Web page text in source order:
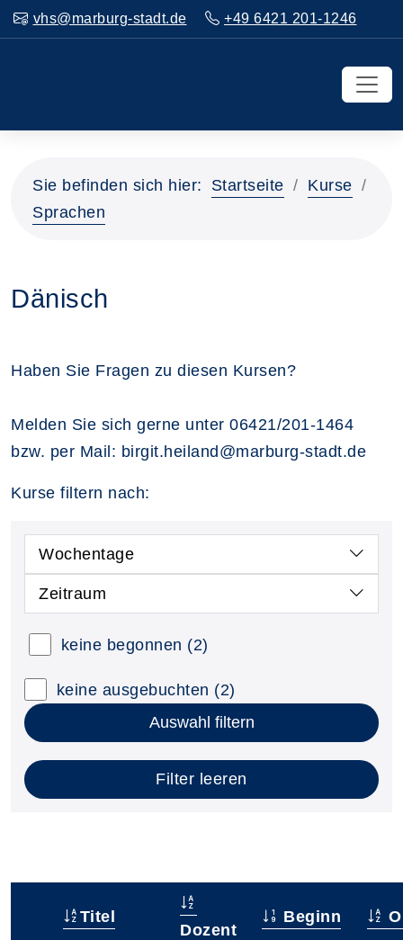
vhs@marburg-stadt.de +49 6421 201-1246
Sie befinden sich hier: Startseite
Kurse
Sprachen
Dänisch
Haben Sie Fragen zu diesen Kursen?
Melden Sie sich gerne unter 06421/201-1464
bzw. per Mail: birgit.heiland@marburg-stadt.de
Kurse filtern nach:
Wochentage
Zeitraum
keine begonnen (2)
keine ausgebuchten (2)
Auswahl filtern
Filter leeren
Titel
Dozent
Beginn